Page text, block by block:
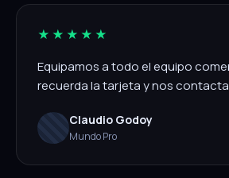
★★★★★
Equipamos a todo el equipo
recuerda la tarjeta y nos
Claudio Godoy
Mundo Pro